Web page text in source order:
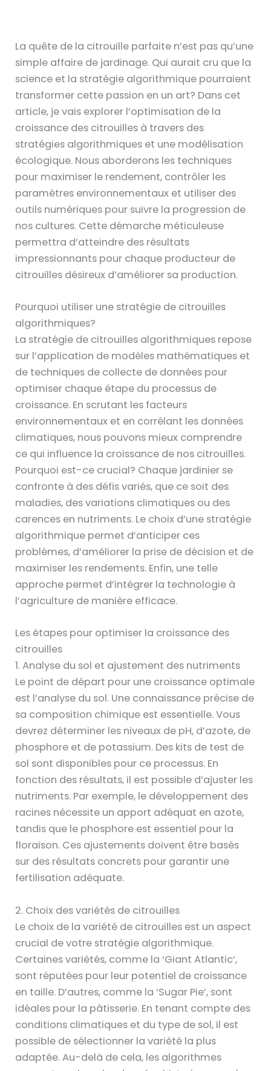
La quête de la citrouille parfaite n’est pas qu’une
simple affaire de jardinage. Qui aurait cru que la
science et la stratégie algorithmique pourraient
transformer cette passion en un art? Dans cet
article, je vais explorer l’optimisation de la
croissance des citrouilles à travers des
stratégies algorithmiques et une modélisation
écologique. Nous aborderons les techniques
pour maximiser le rendement, contrôler les
paramètres environnementaux et utiliser des
outils numériques pour suivre la progression de
nos cultures. Cette démarche méticuleuse
permettra d’atteindre des résultats
impressionnants pour chaque producteur de
citrouilles désireux d’améliorer sa production.
Pourquoi utiliser une stratégie de citrouilles
algorithmiques?
La stratégie de citrouilles algorithmiques repose
sur l’application de modèles mathématiques et
de techniques de collecte de données pour
optimiser chaque étape du processus de
croissance. En scrutant les facteurs
environnementaux et en corrélant les données
climatiques, nous pouvons mieux comprendre
ce qui influence la croissance de nos citrouilles.
Pourquoi est-ce crucial? Chaque jardinier se
confronte à des défis variés, que ce soit des
maladies, des variations climatiques ou des
carences en nutriments. Le choix d’une stratégie
algorithmique permet d’anticiper ces
problèmes, d’améliorer la prise de décision et de
maximiser les rendements. Enfin, une telle
approche permet d’intégrer la technologie à
l’agriculture de manière efficace.
Les étapes pour optimiser la croissance des
citrouilles
1. Analyse du sol et ajustement des nutriments
Le point de départ pour une croissance optimale
est l’analyse du sol. Une connaissance précise de
sa composition chimique est essentielle. Vous
devrez déterminer les niveaux de pH, d’azote, de
phosphore et de potassium. Des kits de test de
sol sont disponibles pour ce processus. En
fonction des résultats, il est possible d’ajuster les
nutriments. Par exemple, le développement des
racines nécessite un apport adéquat en azote,
tandis que le phosphore est essentiel pour la
floraison. Ces ajustements doivent être basés
sur des résultats concrets pour garantir une
fertilisation adéquate.
2. Choix des variétés de citrouilles
Le choix de la variété de citrouilles est un aspect
crucial de votre stratégie algorithmique.
Certaines variétés, comme la ‘Giant Atlantic’,
sont réputées pour leur potentiel de croissance
en taille. D’autres, comme la ‘Sugar Pie’, sont
idéales pour la pâtisserie. En tenant compte des
conditions climatiques et du type de sol, il est
possible de sélectionner la variété la plus
adaptée. Au-delà de cela, les algorithmes